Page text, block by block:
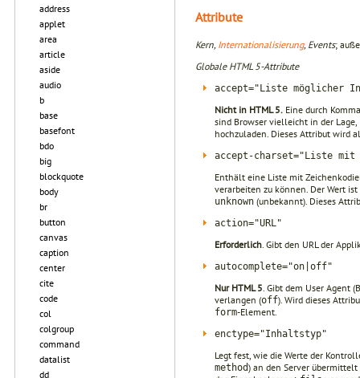
address
applet
area
article
aside
audio
b
base
basefont
bdo
big
blockquote
body
br
button
canvas
caption
center
cite
code
col
colgroup
command
datalist
dd
Attribute
Kern, Internationalisierung, Events;
Globale HTML 5-Attribute
accept="Liste möglicher
Nicht in HTML 5. Eine durch
sind Browser vielleicht in der
hochzuladen. Dieses Attribut wird
accept-charset="Liste mit
Enthält eine Liste mit
verarbeiten zu können. Der Wert
unknown (unbekannt). Dieses
action="URL"
Erforderlich . Gibt den URL der
autocomplete="on|off"
Nur HTML 5 . Gibt dem User Agent
verlangen (off). Wird dieses
form-Element.
enctype="Inhaltstyp"
Legt fest, wie die Werte der
method) an den Server